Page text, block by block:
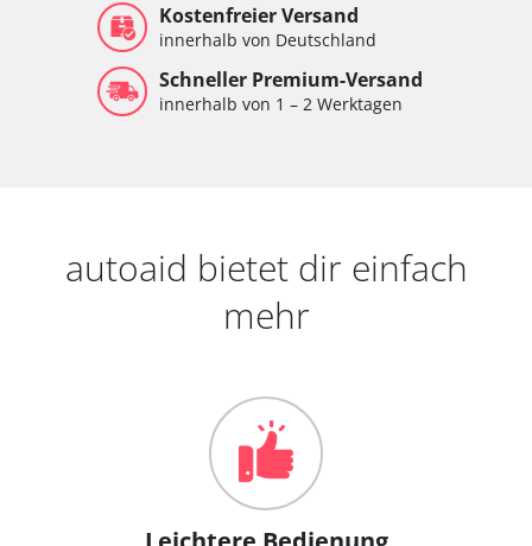
Kostenfreier Versand
innerhalb von Deutschland
Schneller Premium-Versand
innerhalb von 1 – 2 Werktagen
autoaid bietet dir einfach
mehr